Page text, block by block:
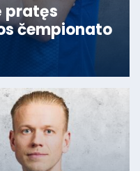
pratęs
čempionato